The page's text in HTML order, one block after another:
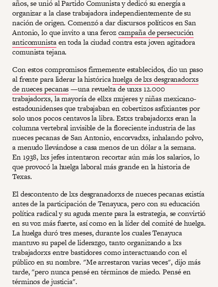
años, se unió al Partido Comunista y dedicó su energía a
organizar a la clase trabajadora independientemente de su
nación de origen. Comenzó a dar discursos políticos en San
Antonio, lo que invito a una ferozcampaña de persecución
anticomunistaen toda la ciudad contra esta joven agitadora
comunista tejana.
Con estos compromisos firmemente establecidos, dio un paso
al frente para liderar la históricahuelga de lxs desgranadorxs
de nueces pecanas—una revuelta de unxs 12.000
trabajadorxs, la mayoría de ellxs mujeres y niñas mexicano-
estadounidenses que trabajaban en cobertizos asfixiantes por
solo unos pocos centavos la libra. Estxs trabajadorxs eran la
columna vertebral invisible de la floreciente industria de las
nueces pecanas de San Antonio, encorvadxs, inhalando polvo,
a menudo llevándose a casa menos de un dólar a la semana.
En 1938, lxs jefes intentaron recortar aún más los salarios, lo
que provocó la huelga laboral más grande en la historia de
Texas.
El descontento de lxs desgranadorxs de nueces pecanas existía
antes de la participación de Tenayuca, pero con su educación
política radical y su aguda mente para la estrategia, se convirtió
en su voz más fuerte, así como en la líder del comité de huelga.
La huelga duró tres meses, durante los cuales Tenayuca
mantuvo su papel de liderazgo, tanto organizando a lxs
trabajadorxs entre bastidores como interactuando con el
público en su nombre. "Me arrestaron varias veces", dijo más
tarde, "pero nunca pensé en términos de miedo. Pensé en
términos de justicia".